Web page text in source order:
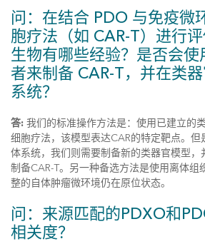
问：在结合 PDO 与免疫微
胞疗法（如 CAR-T）进行
生物有哪些经验？是否会
者来制备 CAR-T，并在类
系统？
答: 我们的标准操作方法是：使用已建立的
细胞疗法，该模型表达CAR的特定靶点。但
体系统，我们则需要制备新的类器官模型
制备CAR-T。另一种备选方法是使用离体组
整的自体肿瘤微环境仍在原位状态。
问：来源匹配的PDXO和
相关度？